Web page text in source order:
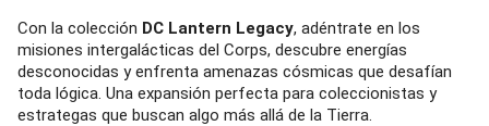
Con la colección DC Lantern Legacy, adéntrate en los
misiones intergalácticas del Corps, descubre energías
desconocidas y enfrenta amenazas cósmicas que desafían
toda lógica. Una expansión perfecta para coleccionistas y
estrategas que buscan algo más allá de la Tierra.